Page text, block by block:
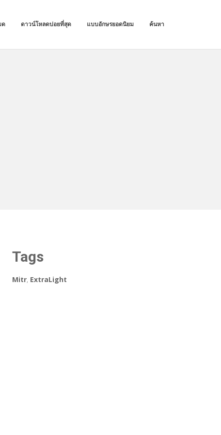
ด ดาวน์โหลดบ่อยที่สุด แบบอักษรยอดนิยม ค้นหา
Tags
Mitr, ExtraLight